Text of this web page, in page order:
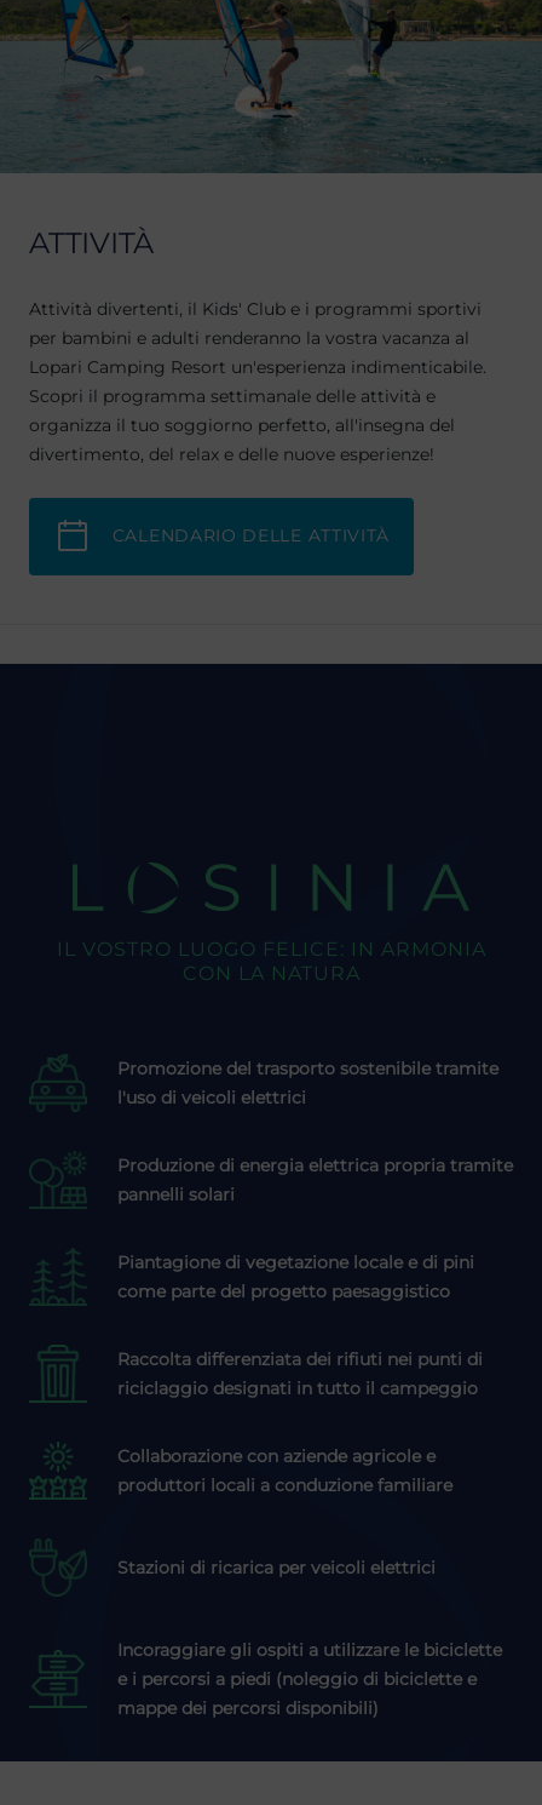
ATTIVITÀ
Attività divertenti, il Kids' Club e i programmi sportivi
per bambini e adulti renderanno la vostra vacanza al
Lopari Camping Resort un'esperienza indimenticabile.
Scopri il programma settimanale delle attività e
organizza il tuo soggiorno perfetto, all'insegna del
divertimento, del relax e delle nuove esperienze!
CALENDARIO DELLE ATTIVITÀ
LOSINIA
IL VOSTRO LUOGO FELICE: IN ARMONIA
CON LA NATURA
Promozione del trasporto sostenibile tramite
l'uso di veicoli elettrici
Produzione di energia elettrica propria tramite
pannelli solari
Piantagione di vegetazione locale e di pini
come parte del progetto paesaggistico
Raccolta differenziata dei rifiuti nei punti di
riciclaggio designati in tutto il campeggio
Collaborazione con aziende agricole e
produttori locali a conduzione familiare
Stazioni di ricarica per veicoli elettrici
Incoraggiare gli ospiti a utilizzare le biciclette
e i percorsi a piedi (noleggio di biciclette e
mappe dei percorsi disponibili)